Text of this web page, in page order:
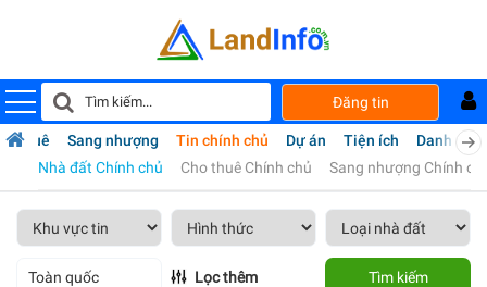
Đăng tin
thuê Sang nhượng Tin chính chủ Dự án Tiện ích
Danh bạ
Nhà đất Chính chủ
Cho thuê Chính chủ Sang nhượng Chính
Toàn quốc Lọc thêm Tìm kiếm